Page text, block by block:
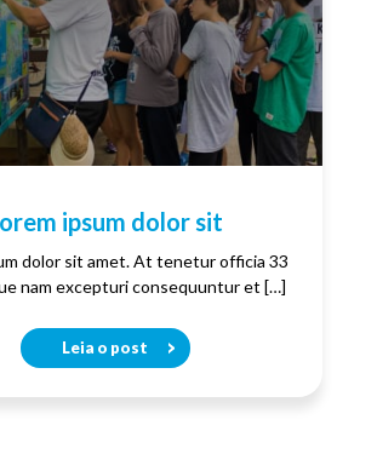
ipsum dolor sit
dolor sit amet. At tenetur officia 33
nam excepturi consequuntur et […]
Leia o post